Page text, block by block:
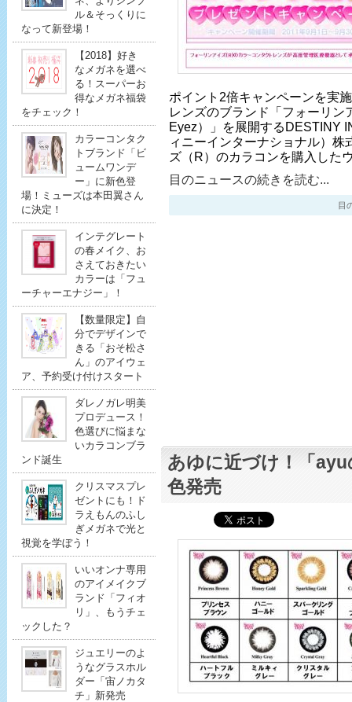
ル＆そっくりに
なって新登場！
【2018】好き
なメガネを選べ
る！スーパーお
得なメガネ福袋
をチェック！
カラーコンタク
トブランド「ビ
ュームワンデ
ー」に新色登
場！ミューズは本田翼さん
に決定！
インテグレート
の春メイク、お
さえておきたい
カラーは「フュ
ーチャーエナジー」！
【数量限定】自
分でデザインで
きる「おそ松さ
ん」のアイウェ
ア、予約受け付けスタート
ダレノガレ明美
プロデュース！
色選びに悩まな
いカラコンブラ
ンド誕生
クリスマスプレ
ゼントにも！ド
ラえもんのふし
ぎメガネで光と
視覚を学ぼう！
いいオンナ専用
のアイメイクブ
ランド「フィオ
リ」、もうチェ
ックした？
ジュエリーのよ
うなグラスホル
ダー「宙ノカタ
チ」新発売
ポイント2倍キャンペーンを実
レンズのブランド「フォーリン
Eyez）」を展開するDESTINY
ィニーインターナショナル）株
ズ（R）のカラコンを購入した
目のニュースの続きを読む...
目
あゆに近づけ！「
色発売